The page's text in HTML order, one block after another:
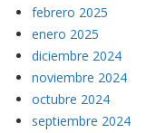
febrero 2025
enero 2025
diciembre 2024
noviembre 2024
octubre 2024
septiembre 2024